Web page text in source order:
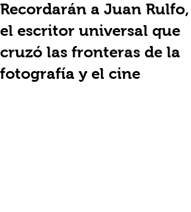
Recordarán a Juan Rulfo,
el escritor universal que
cruzó las fronteras de la
fotografía y el cine